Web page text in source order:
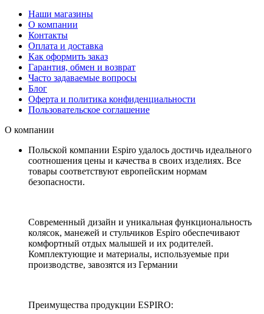
Наши магазины
О компании
Контакты
Оплата и доставка
Как оформить заказ
Гарантия, обмен и возврат
Часто задаваемые вопросы
Блог
Оферта и политика конфиденциальности
Пользовательское соглашение
О компании
Польской компании Espiro удалось достичь идеального
соотношения цены и качества в своих изделиях. Все
товары соответствуют европейским нормам
безопасности.
Современный дизайн и уникальная функциональность
колясок, манежей и стульчиков Espiro обеспечивают
комфортный отдых малышей и их родителей.
Комплектующие и материалы, используемые при
производстве, завозятся из Германии
Преимущества продукции ESPIRO: